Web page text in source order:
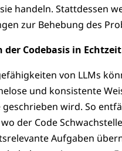
handeln. Stattdessen
zur Behebung des
der Codebasis in
von LLMs
und konsistente
wird. So
der Code
Aufgaben